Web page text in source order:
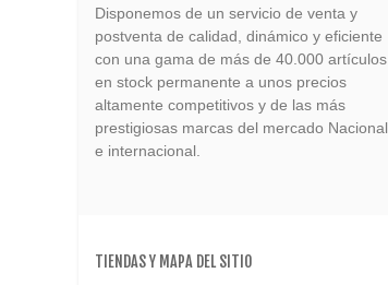
Disponemos de un servicio de venta y
postventa de calidad, dinámico y eficiente
con una gama de más de 40.000 artículos
en stock permanente a unos precios
altamente competitivos y de las más
prestigiosas marcas del mercado Nacional
e internacional.
TIENDAS Y MAPA DEL SITIO